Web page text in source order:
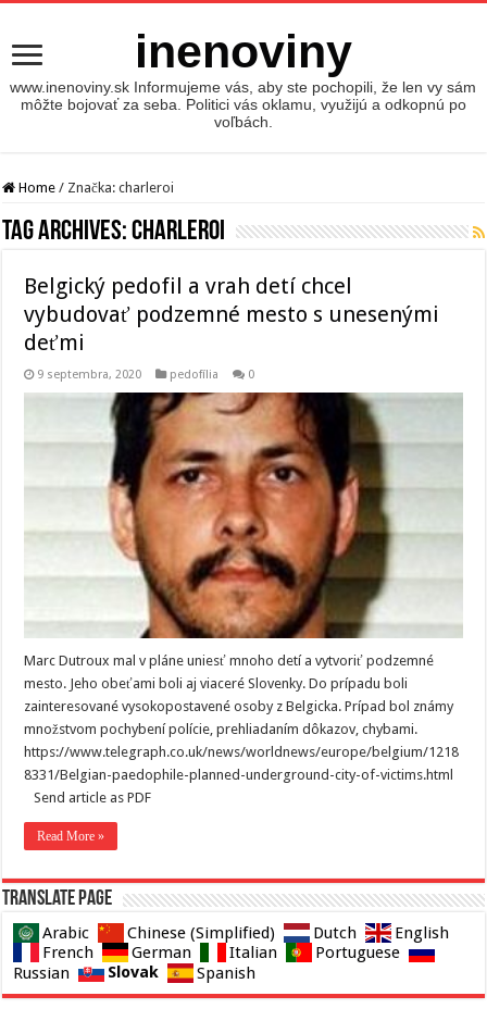
inenoviny
www.inenoviny.sk Informujeme vás, aby ste pochopili, že len vy sám
môžte bojovať za seba. Politici vás oklamu, využijú a odkopnú po
voľbách.
Home / Značka:charleroi
Tag Archives:charleroi
Belgický pedofil a vrah detí chcel
vybudovať podzemné mesto s unesenými
deťmi
9 septembra, 2020 pedofília 0
Marc Dutroux mal v pláne uniesť mnoho detí a vytvoriť podzemné
mesto. Jeho obeťami boli aj viaceré Slovenky. Do prípadu boli
zainteresované vysokopostavené osoby z Belgicka. Prípad bol známy
množstvom pochybení polície, prehliadaním dôkazov, chybami.
https://www.telegraph.co.uk/news/worldnews/europe/belgium/1218
8331/Belgian-paedophile-planned-underground-city-of-victims.html
Send article as PDF
Read More »
Translate page
Arabic Chinese (Simplified) Dutch
English
French
German Italian
Portuguese
Russian
Slovak Spanish